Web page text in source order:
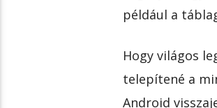
például a
Hogy világos
telepítené a
Android